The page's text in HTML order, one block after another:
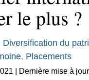
le plus ?
Diversification du
, Placements
| Dernière mise à